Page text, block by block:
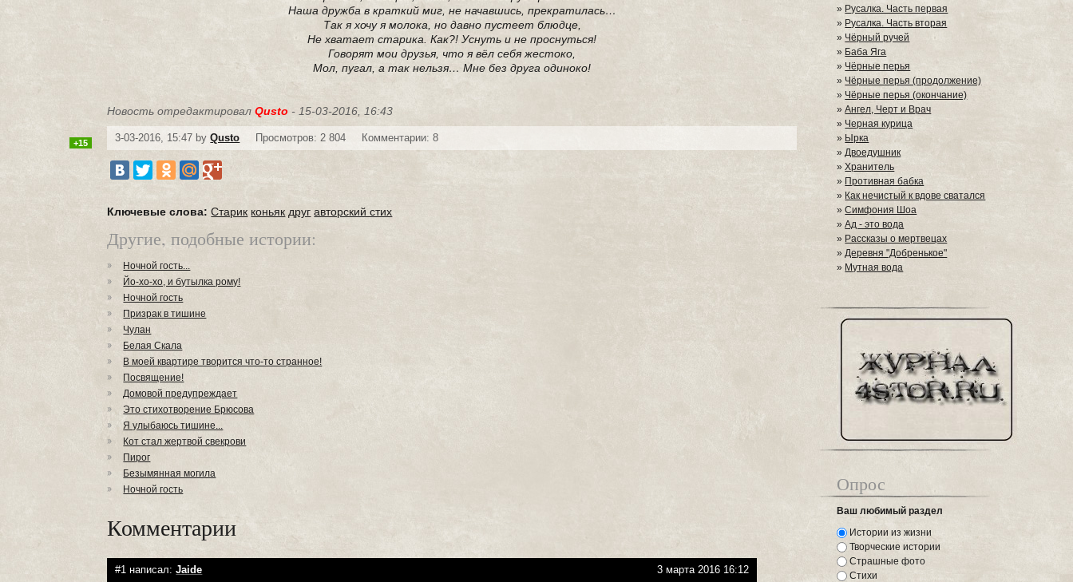
Наша дружба в краткий миг, не начавшись, прекратилась…
Так я хочу я молока, но давно пустеет блюдце,
Не хватает старика. Как?! Уснуть и не проснуться!
Говорят мои друзья, что я вёл себя жестоко,
Мол, пугал, а так нельзя… Мне без друга одиноко!
Новость отредактировалQusto - 15-03-2016, 16:43
3-03-2016, 15:47 byQusto Просмотров: 2 804 Комментарии: 8
+15
Ключевые слова: Старик коньяк друг авторский стих
Другие, подобные истории:
Ночной гость...
Йо-хо-хо, и бутылка рому!
Ночной гость
Призрак в тишине
Чулан
Белая Скала
В моей квартире творится что-то странное!
Посвящение!
Домовой предупреждает
Это стихотворение Брюсова
Я улыбаюсь тишине...
Кот стал жертвой свекрови
Пирог
Безымянная могила
Ночной гость
Комментарии
#1 написал:Jaide 3 марта 2016 16:12
» Русалка. Часть первая
» Русалка. Часть вторая
» Чёрный ручей
» Баба Яга
»Чёрные перья
» Чёрные перья (продолжение)
» Чёрные перья (окончание)
»Ангел, Черт и Врач
» Черная курица
» Ырка
»Двоедушник
»Хранитель
» Противная бабка
» Как нечистый к вдове сватался
»Симфония Шоа
»Ад - это вода
» Рассказы о мертвецах
»Деревня "Добренькое"
» Мутная вода
Опрос
Ваш любимый раздел
Истории из жизни
Творческие истории
Страшные фото
Стихи